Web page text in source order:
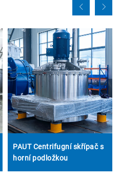
PAUT Centrifugní skřípač s
horní podložkou